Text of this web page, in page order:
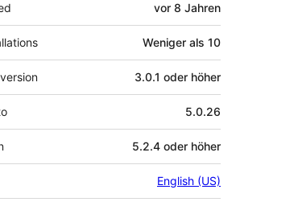
vor 8 Jahren
Weniger als 10
3.0.1 oder höher
5.0.26
5.2.4 oder höher
English (US)